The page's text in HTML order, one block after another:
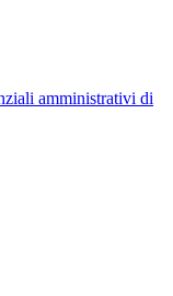
amministrativi di